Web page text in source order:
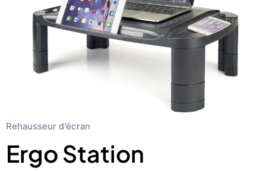
Rehausseur d’écran
Ergo Station